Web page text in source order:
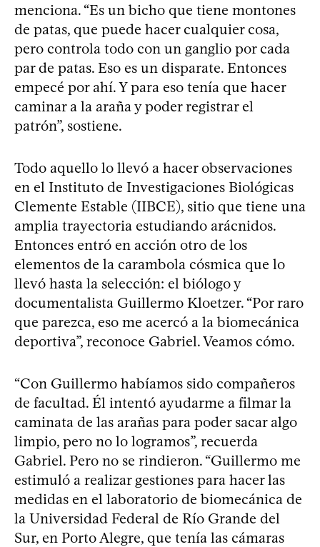
menciona. “Es un bicho que tiene montones
de patas, que puede hacer cualquier cosa,
pero controla todo con un ganglio por cada
par de patas. Eso es un disparate. Entonces
empecé por ahí. Y para eso tenía que hacer
caminar a la araña y poder registrar el
patrón”, sostiene.
Todo aquello lo llevó a hacer observaciones
en el Instituto de Investigaciones Biológicas
Clemente Estable (IIBCE), sitio que tiene una
amplia trayectoria estudiando arácnidos.
Entonces entró en acción otro de los
elementos de la carambola cósmica que lo
llevó hasta la selección: el biólogo y
documentalista Guillermo Kloetzer. “Por raro
que parezca, eso me acercó a la biomecánica
deportiva”, reconoce Gabriel. Veamos cómo.
“Con Guillermo habíamos sido compañeros
de facultad. Él intentó ayudarme a filmar la
caminata de las arañas para poder sacar algo
limpio, pero no lo logramos”, recuerda
Gabriel. Pero no se rindieron. “Guillermo me
estimuló a realizar gestiones para hacer las
medidas en el laboratorio de biomecánica de
la Universidad Federal de Río Grande del
Sur, en Porto Alegre, que tenía las cámaras